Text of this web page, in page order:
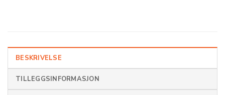
BESKRIVELSE
TILLEGGSINFORMASJON